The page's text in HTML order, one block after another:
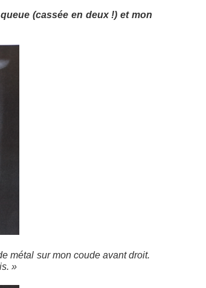
(cassée en deux !) et mon
métal sur mon coude avant droit.
»